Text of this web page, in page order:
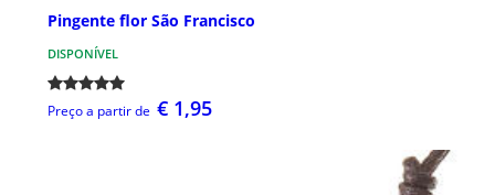
Pingente flor São Francisco
DISPONÍVEL
Preço a partir de € 1,95